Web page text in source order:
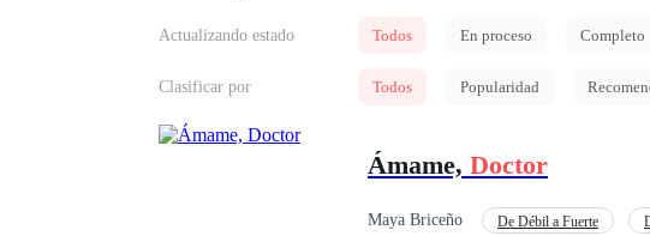
Actualizando estado Todos En proceso Completo
Clasificar por Todos Popularidad
Ámame, Doctor
Maya Briceño De Débil a Fuerte